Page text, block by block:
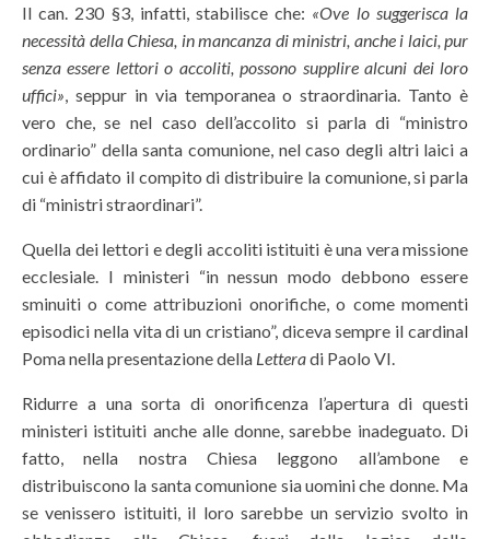
Il can. 230 §3, infatti, stabilisce che: «Ove lo suggerisca la
necessità della Chiesa, in mancanza di ministri, anche i laici, pur
senza essere lettori o accoliti, possono supplire alcuni dei loro
uffici» , seppur in via temporanea o straordinaria. Tanto è
vero che, se nel caso dell’accolito si parla di “ministro
ordinario” della santa comunione, nel caso degli altri laici a
cui è affidato il compito di distribuire la comunione, si parla
di “ministri straordinari”.
Quella dei lettori e degli accoliti istituiti è una vera missione
ecclesiale. I ministeri “in nessun modo debbono essere
sminuiti o come attribuzioni onorifiche, o come momenti
episodici nella vita di un cristiano”, diceva sempre il cardinal
Poma nella presentazione della Letteradi Paolo VI.
Ridurre a una sorta di onorificenza l’apertura di questi
ministeri istituiti anche alle donne, sarebbe inadeguato. Di
fatto, nella nostra Chiesa leggono all’ambone e
distribuiscono la santa comunione sia uomini che donne. Ma
se venissero istituiti, il loro sarebbe un servizio svolto in